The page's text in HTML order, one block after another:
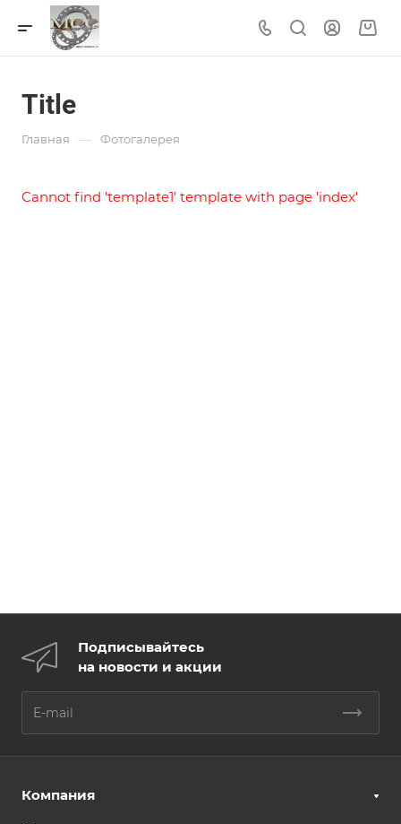
Title
Главная — Фотогалерея
Cannot find 'template1' template with page 'index'
Подписывайтесь
на новости и акции
Компания